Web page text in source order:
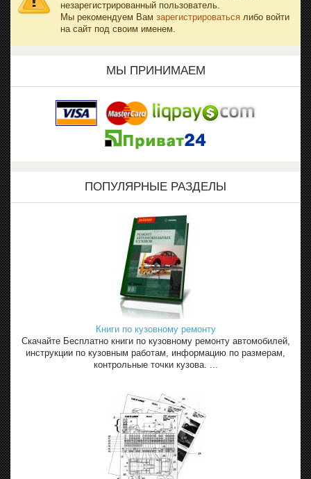
незарегистрированный пользователь.
Мы рекомендуем Вам зарегистрироваться либо войти
на сайт под своим именем.
МЫ ПРИНИМАЕМ
ПОПУЛЯРНЫЕ РАЗДЕЛЫ
Книги по кузовному ремонту
Скачайте Бесплатно книги по кузовному ремонту автомобилей,
инструкции по кузовным работам, информацию по размерам,
контрольные точки кузова. ...